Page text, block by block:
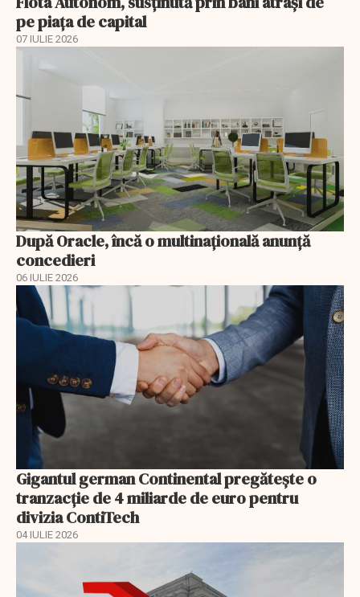
pe piața de capital
07 IULIE 2026
După Oracle, încă o multinaţională anunţă
concedieri
06 IULIE 2026
Gigantul german Continental pregătește o
tranzacție de 4 miliarde de euro pentru
divizia ContiTech
04 IULIE 2026